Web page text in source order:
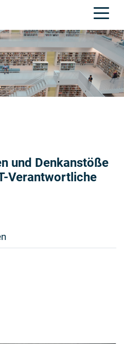
und Denkanstöße
Verantwortliche